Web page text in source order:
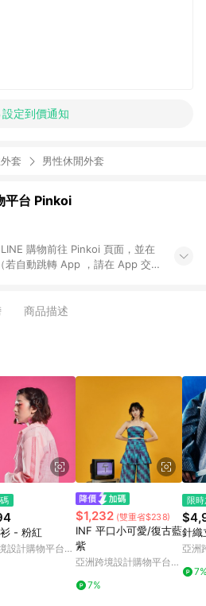
設定到價通知
套 男性休閒外套
平台 Pinkoi
購物前往 Pinkoi 頁面，並在
若自動跳轉 App ，請在 App 交
惠，例如首購優惠，P coins，
在此限。 6. APP 請更新至
商品，禮物卡，開館保證金，補
9. LINE 購物站上之商品規格、
品資訊頁及購物車不符，以
標示為準。 10. 點數紅包使用規
11. 若於 LINE 購物前往 Pinkoi
並完成訂單，不符合導購資格；承
需透過 LINE 購物前往 Pinkoi 頁
商品描述
- 粉紅
設計購物平台
$1,232 (雙重省$238)
INF 平口小可愛/復古藍
紫
亞洲跨境設計購物平台
7%
限
針織
亞洲